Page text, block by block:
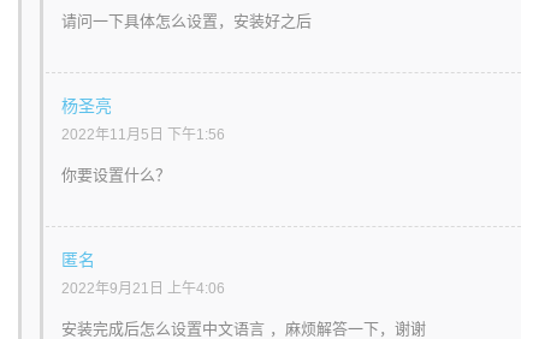
请问一下具体怎么设置，安装好之后
杨圣亮
2022年11月5日 下午1:56
你要设置什么？
匿名
2022年9月21日 上午4:06
安装完成后怎么设置中文语言 ，麻烦解答一下，谢谢